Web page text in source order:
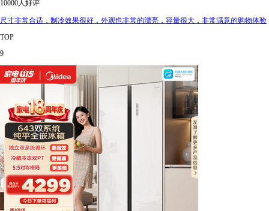
10000人好评
尺寸非常合适，制冷效果很好，外观也非常的漂亮，容量很大，非常满意的购物体验
TOP
9